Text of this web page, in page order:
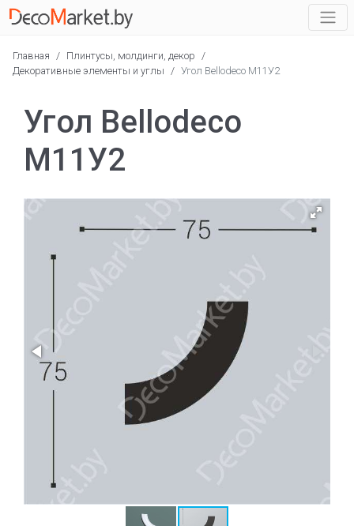
Главная / Плинтусы, молдинги, декор /
Декоративные элементы и углы / Угол Bellodeco М11У2
Угол Bellodeco
М11У2